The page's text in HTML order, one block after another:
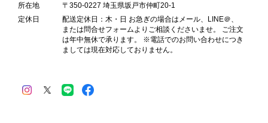
2026/07/30
商品が直ぐに届きました。思った以上に素敵なお品でした。また
ご縁が有りましたら宜しくお願い致します。
所在地
〒350-0227 埼玉県坂戸市仲町20-1
定休日
配送定休日：木・日 お急ぎの場合はメール、LINE＠、
または問合せフォームよりご相談くださいませ。 ご注文
は年中無休で承ります。 ※電話でのお問い合わせにつき
ましては現在対応しておりません。